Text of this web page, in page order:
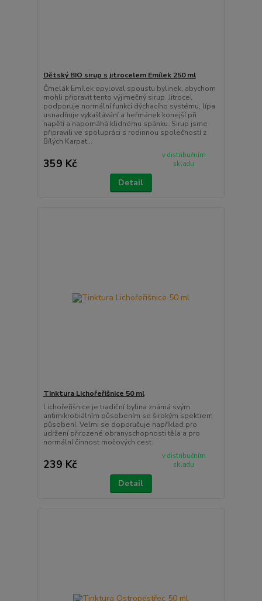
Dětský BIO sirup s jitrocelem Emílek 250 ml
Čmelák Emílek opyloval spoustu bylinek, abychom
mohli připravit tento výjimečný sirup. Jitrocel
podporuje normální funkci dýchacího systému, lípa
usnadňuje vykašlávání a heřmánek konejší při
napětí a napomáhá klidnému spánku. Sirup jsme
připravili ve spolupráci s rodinnou společností z
Bílých Karpat...
359 Kč
v distribučním
skladu
Detail
Tinktura Lichořeřišnice 50 ml
Lichořeřišnice je tradiční bylina známá svým
antimikrobiálním působením se širokým spektrem
působení. Velmi se doporučuje například pro
udržení přirozené obranyschopnosti těla a pro
normální činnost močových cest.
239 Kč
v distribučním
skladu
Detail